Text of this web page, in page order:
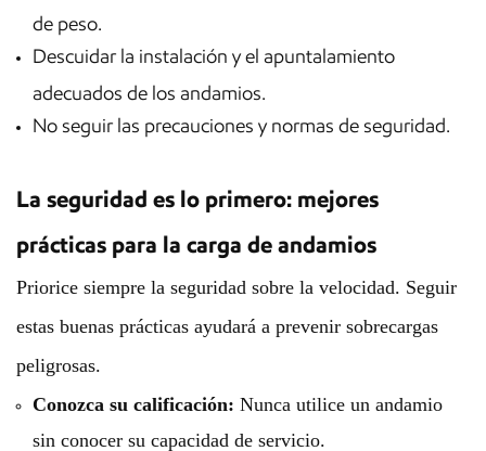
de peso.
Descuidar la instalación y el apuntalamiento
adecuados de los andamios.
No seguir las precauciones y normas de seguridad.
La seguridad es lo primero: mejores
prácticas para la carga de andamios
Priorice siempre la seguridad sobre la velocidad. Seguir
estas buenas prácticas ayudará a prevenir sobrecargas
peligrosas.
Conozca su calificación: Nunca utilice un andamio
sin conocer su capacidad de servicio.